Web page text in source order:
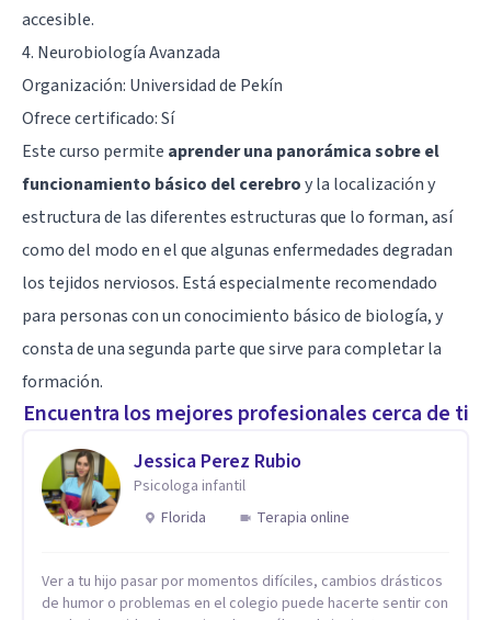
accesible.
4. Neurobiología Avanzada
Organización: Universidad de Pekín
Ofrece certificado: Sí
Este curso permite aprender una panorámica sobre el
funcionamiento básico del cerebroy la localización y
estructura de las diferentes estructuras que lo forman, así
como del modo en el que algunas enfermedades degradan
los tejidos nerviosos. Está especialmente recomendado
para personas con un conocimiento básico de biología, y
consta de una segunda parte que sirve para completar la
formación.
Encuentra los mejores profesionales cerca de ti
Jessica Perez Rubio
Psicologa infantil
Florida
Terapia online
Ver a tu hijo pasar por momentos difíciles, cambios drásticos
de humor o problemas en el colegio puede hacerte sentir con